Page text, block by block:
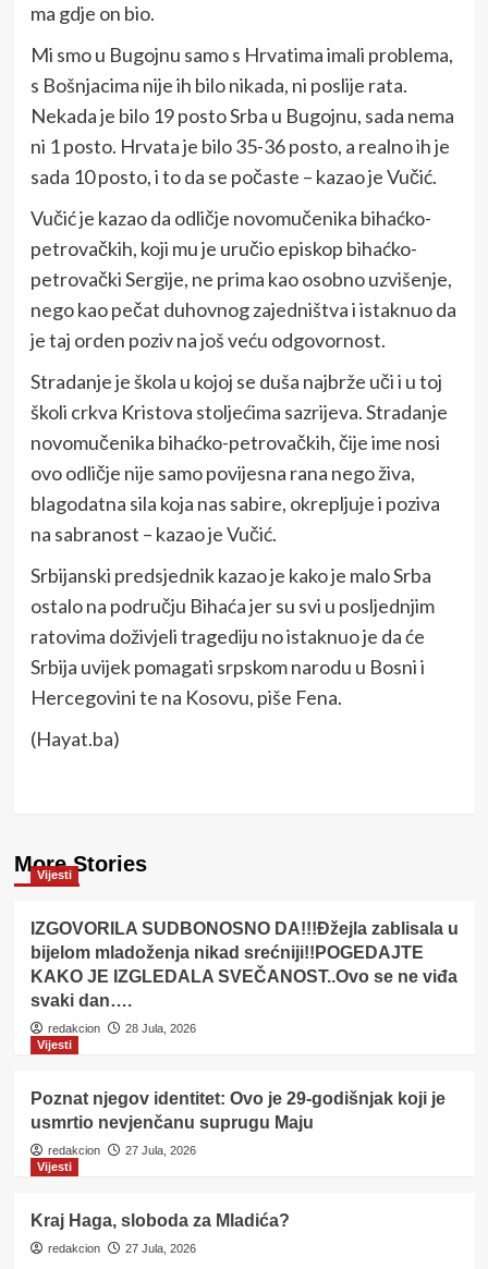
ma gdje on bio.
Mi smo u Bugojnu samo s Hrvatima imali problema,
s Bošnjacima nije ih bilo nikada, ni poslije rata.
Nekada je bilo 19 posto Srba u Bugojnu, sada nema
ni 1 posto. Hrvata je bilo 35-36 posto, a realno ih je
sada 10 posto, i to da se počaste – kazao je Vučić.
Vučić je kazao da odličje novomučenika bihaćko-
petrovačkih, koji mu je uručio episkop bihaćko-
petrovački Sergije, ne prima kao osobno uzvišenje,
nego kao pečat duhovnog zajedništva i istaknuo da
je taj orden poziv na još veću odgovornost.
Stradanje je škola u kojoj se duša najbrže uči i u toj
školi crkva Kristova stoljećima sazrijeva. Stradanje
novomučenika bihaćko-petrovačkih, čije ime nosi
ovo odličje nije samo povijesna rana nego živa,
blagodatna sila koja nas sabire, okrepljuje i poziva
na sabranost – kazao je Vučić.
Srbijanski predsjednik kazao je kako je malo Srba
ostalo na području Bihaća jer su svi u posljednjim
ratovima doživjeli tragediju no istaknuo je da će
Srbija uvijek pomagati srpskom narodu u Bosni i
Hercegovini te na Kosovu, piše Fena.
(Hayat.ba)
More Stories
Vijesti
IZGOVORILA SUDBONOSNO DA!!!Đžejla zablisala u
bijelom mladoženja nikad srećniji!!POGEDAJTE
KAKO JE IZGLEDALA SVEČANOST..Ovo se ne viđa
svaki dan….
redakcion
28 Jula, 2026
Vijesti
Poznat njegov identitet: Ovo je 29-godišnjak koji je
usmrtio nevjenčanu suprugu Maju
redakcion
27 Jula, 2026
Vijesti
Kraj Haga, sloboda za Mladića?
redakcion 27 Jula, 2026